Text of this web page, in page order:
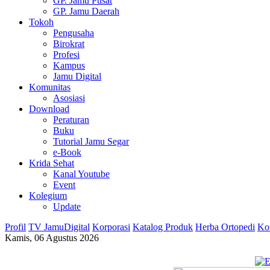
GP. Jamu Daerah
Tokoh
Pengusaha
Birokrat
Profesi
Kampus
Jamu Digital
Komunitas
Asosiasi
Download
Peraturan
Buku
Tutorial Jamu Segar
e-Book
Krida Sehat
Kanal Youtube
Event
Kolegium
Update
Profil TV JamuDigital Korporasi Katalog Produk Herba Ortopedi
Kamis, 06 Agustus 2026